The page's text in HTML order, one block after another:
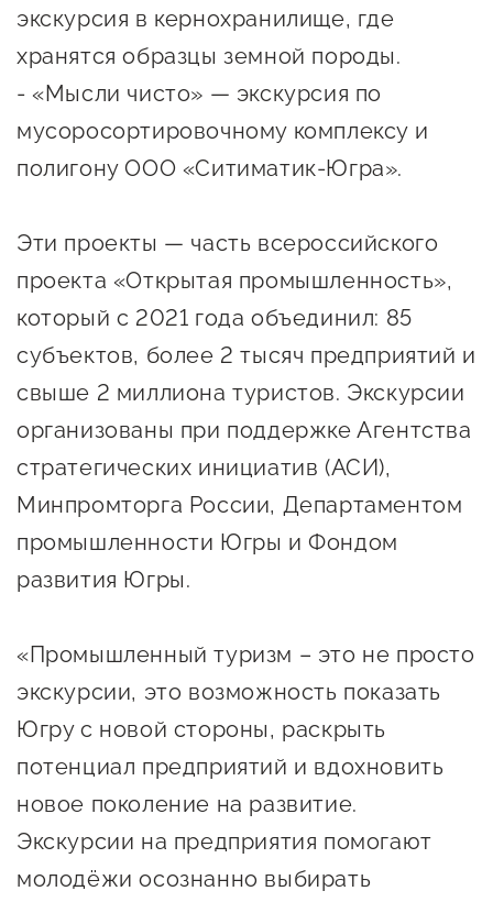
Оказание услуг в
социальной сфере
О центре
Обучающие
мероприятия
Проекты
Поддержка центра
Нормативные
документы
Центр поддержки экспорта
Справочник
предпринимателя
предоставляющие поддержку
Интерактивные сервисы
Каталог маркетплейсов
Каталог креативной
продукции
Госзакупки для малого
бизнеса
Каталог югорских франшиз
Самозанятому
Каталог грантов
Конкурсы для
предпринимателей
Сообщить о нарушении
экскурсия в кернохранилище, где
хранятся образцы земной породы.
- «Мысли чисто» — экскурсия по
мусоросортировочному комплексу и
полигону ООО «Ситиматик‑Югра».
Эти проекты — часть всероссийского
проекта «Открытая промышленность»,
который с 2021 года объединил: 85
субъектов, более 2 тысяч предприятий и
свыше 2 миллиона туристов. Экскурсии
организованы при поддержке Агентства
стратегических инициатив (АСИ),
Минпромторга России, Департаментом
промышленности Югры и Фондом
развития Югры.
«Промышленный туризм – это не просто
экскурсии, это возможность показать
Югру с новой стороны, раскрыть
потенциал предприятий и вдохновить
новое поколение на развитие.
Экскурсии на предприятия помогают
молодёжи осознанно выбирать